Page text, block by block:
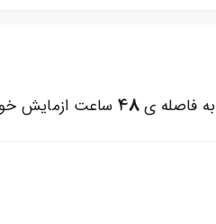
فاصله ی48ساعت ازمایش خون